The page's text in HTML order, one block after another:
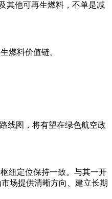
其他可再生燃料，不单是减
燃料价值链。
线图，将有望在绿色航空政
纽定位保持一致。与其一开
场提供清晰方向、建立长期